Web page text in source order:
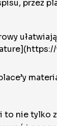
przez
nie tylko